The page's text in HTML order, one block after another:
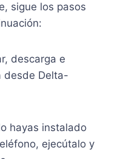
sigue los pasos
descarga e
desde Delta-
hayas instalado
ejecútalo y